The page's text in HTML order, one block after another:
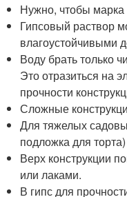
Нужно, чтобы
Гипсовый раствор
влагоустойчивыми
Воду брать только
Это отразиться на
прочности
Сложные
Для тяжелых
подложка для
Верх конструкции
или лаками.
В гипс для